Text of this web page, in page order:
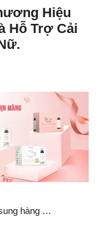
Hiệu
Hỗ Trợ Cải
hàng …